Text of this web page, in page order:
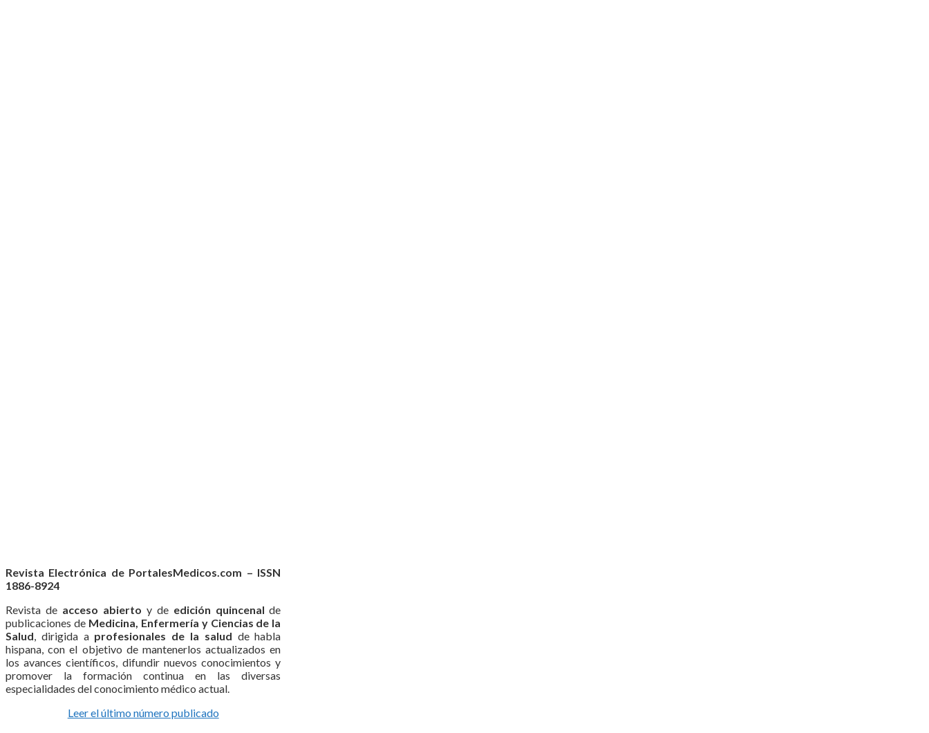
Revista Electrónica de PortalesMedicos.com – ISSN
1886-8924
Revista de acceso abierto y de edición quincenal de
publicaciones de Medicina, Enfermería y Ciencias de la
Salud , dirigida a profesionales de la salud de habla
hispana, con el objetivo de mantenerlos actualizados en
los avances científicos, difundir nuevos conocimientos y
promover la formación continua en las diversas
especialidades del conocimiento médico actual.
Leer el último número publicado